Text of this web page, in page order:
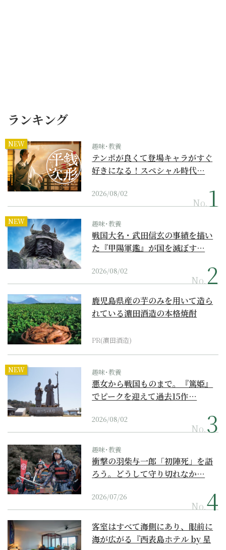
ランキング
NEW 趣味･教養
テンポが良くて登場キャラがすぐ
好きになる！スペシャル時代…
2026/08/02
No.
NEW 趣味･教養
戦国大名・武田信玄の事績を描い
た『甲陽軍鑑』が国を滅ぼす…
2026/08/02
No.
鹿児島県産の芋のみを用いて造ら
れている濵田酒造の本格焼酎
PR(濵田酒造)
NEW 趣味･教養
悪女から戦国ものまで。『篤姫』
でピークを迎えて過去15作…
2026/08/02
No.
趣味･教養
衝撃の羽柴与一郎「初陣死」を語
ろう。どうして守り切れなか…
2026/07/26
No.
客室はすべて海側にあり、眼前に
海が広がる『西表島ホテル by 星